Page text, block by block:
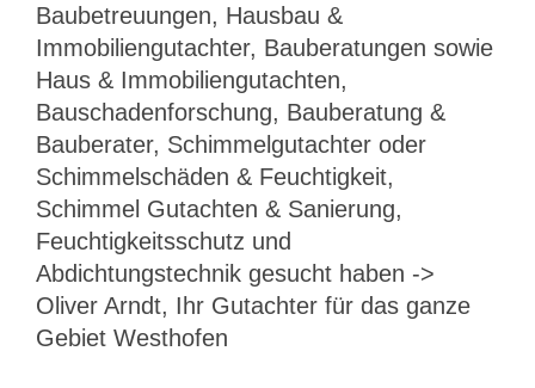
Baubetreuungen, Hausbau &
Immobiliengutachter, Bauberatungen sowie
Haus & Immobiliengutachten,
Bauschadenforschung, Bauberatung &
Bauberater, Schimmelgutachter oder
Schimmelschäden & Feuchtigkeit,
Schimmel Gutachten & Sanierung,
Feuchtigkeitsschutz und
Abdichtungstechnik gesucht haben ->
Oliver Arndt, Ihr Gutachter für das ganze
Gebiet Westhofen